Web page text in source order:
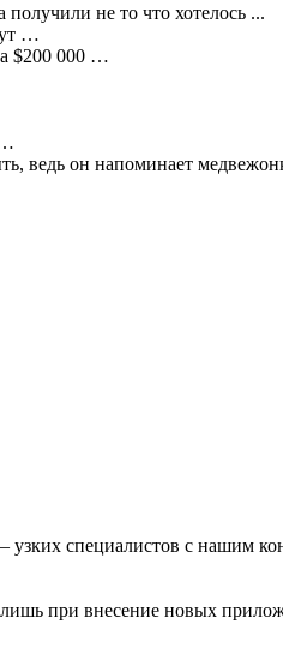
не то что хотелось ...
…
$200 000 …
ведь он напоминает
специалистов с нашим
при внесение новых